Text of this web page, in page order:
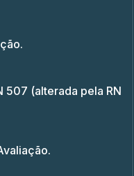
507 (alterada pela RN